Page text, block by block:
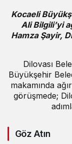
Kocaeli
Ali Bilgili’yi
Hamza Şayir,
Dilovası
Büyükşehir
makamında
görüşmede;
Göz Atın